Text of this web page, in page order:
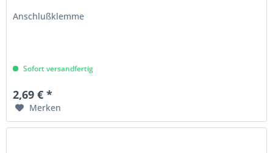
Anschlußklemme
Sofort versandfertig
2,69 € *
Merken